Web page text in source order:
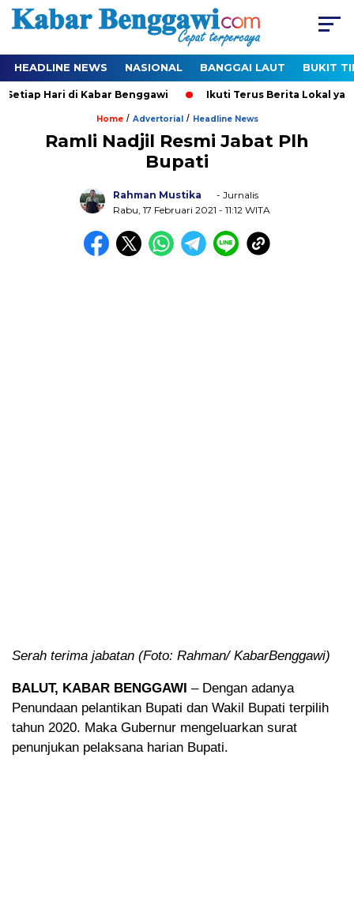
HEADLINE NEWS NASIONAL BANGGAI LAUT BUKIT
Hari di Kabar Benggawi Ikuti Terus Berita Lokal yang
Home/ Advertorial/ Headline News
Ramli Nadjil Resmi Jabat Plh
Bupati
Rahman Mustika
- Jurnalis
Rabu, 17 Februari 2021 - 11:12 WITA
Serah terima jabatan (Foto: Rahman/ KabarBenggawi)
BALUT, KABAR BENGGAWI – Dengan adanya
Penundaan pelantikan Bupati dan Wakil Bupati terpilih
tahun 2020. Maka Gubernur mengeluarkan surat
penunjukan pelaksana harian Bupati.